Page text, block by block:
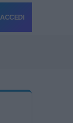
ACCEDI